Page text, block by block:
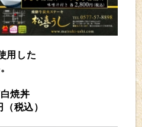
用した
焼丼
税込）